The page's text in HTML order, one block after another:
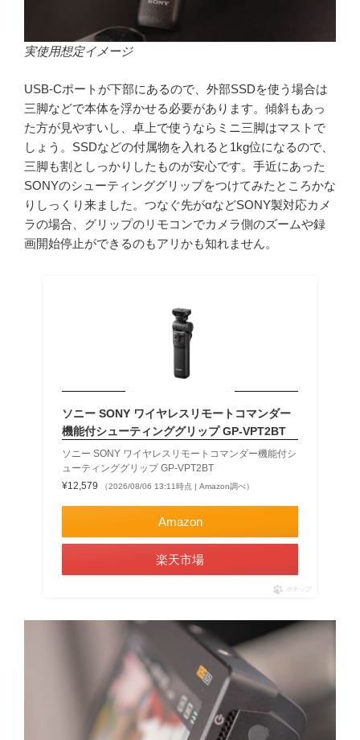
実使用想定イメージ
USB-Cポートが下部にあるので、外部SSDを使う場合は
三脚などで本体を浮かせる必要があります。傾斜もあっ
た方が見やすいし、卓上で使うならミニ三脚はマストで
しょう。SSDなどの付属物を入れると1kg位になるので、
三脚も割としっかりしたものが安心です。手近にあった
SONYのシューティンググリップをつけてみたところかな
りしっくり来ました。つなぐ先がαなどSONY製対応カメ
ラの場合、グリップのリモコンでカメラ側のズームや録
画開始停止ができるのもアリかも知れません。
ソニー SONY ワイヤレスリモートコマンダー
機能付シューティンググリップ GP-VPT2BT
ソニー SONY ワイヤレスリモートコマンダー機能付シ
ューティンググリップ GP-VPT2BT
¥12,579
（2026/08/06 13:11時点 | Amazon調べ）
Amazon
楽天市場
ポチップ